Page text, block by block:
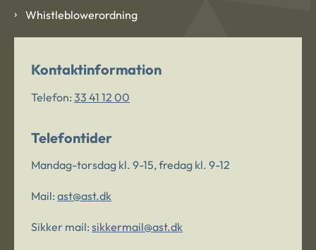
Whistleblowerordning
Kontaktinformation
Telefon: 33 41 12 00
Telefontider
Mandag-torsdag kl. 9-15, fredag kl. 9-12
Mail: ast@ast.dk
Sikker mail: sikkermail@ast.dk